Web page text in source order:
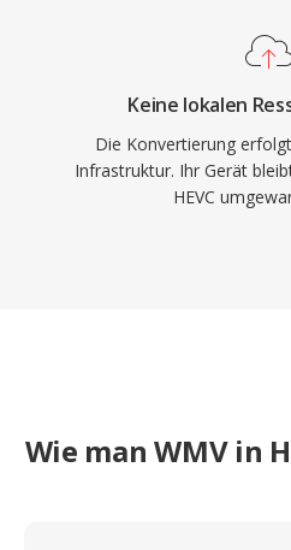
Keine lokalen
Die Konvertierung
Infrastruktur. Ihr Gerät
HEVC
Wie man WMV in